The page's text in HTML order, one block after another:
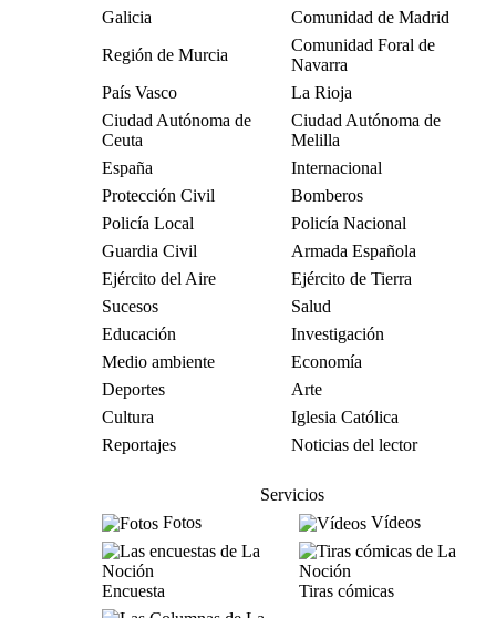
Galicia
Comunidad de Madrid
Región de Murcia
Comunidad Foral de
Navarra
País Vasco
La Rioja
Ciudad Autónoma de
Ceuta
Ciudad Autónoma de
Melilla
España
Internacional
Protección Civil
Bomberos
Policía Local
Policía Nacional
Guardia Civil
Armada Española
Ejército del Aire
Ejército de Tierra
Sucesos
Salud
Educación
Investigación
Medio ambiente
Economía
Deportes
Arte
Cultura
Iglesia Católica
Reportajes
Noticias del lector
Servicios
Fotos
Vídeos
Encuesta Tiras cómicas